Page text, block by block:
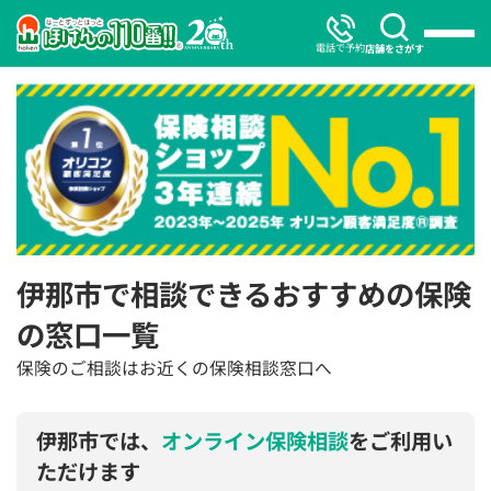
電話で予約店舗をさがす
伊那市で相談できるおすすめの保険
の窓口一覧
保険のご相談はお近くの保険相談窓口へ
伊那市では、 オンライン保険相談をご利用い
ただけます